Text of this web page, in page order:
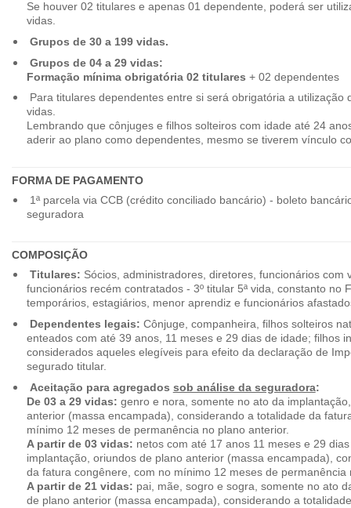
Se houver 02 titulares e apenas 01 dependente, poderá ser
vidas.
Grupos de 30 a 199 vidas.
Grupos de 04 a 29 vidas:
Formação mínima obrigatória 02 titulares + 02 dependentes
Para titulares dependentes entre si será obrigatória a utilização
vidas.
Lembrando que cônjuges e filhos solteiros com idade até 24
aderir ao plano como dependentes, mesmo se tiverem vínculo
FORMA DE PAGAMENTO
1ª parcela via CCB (crédito conciliado bancário) - boleto
seguradora
COMPOSIÇÃO
Titulares: Sócios, administradores, diretores, funcionários com
funcionários recém contratados - 3º titular 5ª vida, constanto no
temporários, estagiários, menor aprendiz e funcionários
Dependentes legais: Cônjuge, companheira, filhos solteiros
enteados com até 39 anos, 11 meses e 29 dias de idade; filhos
considerados aqueles elegíveis para efeito da declaração de
segurado titular.
Aceitação para agregados sob análise da seguradora:
De 03 a 29 vidas: genro e nora, somente no ato da
anterior (massa encampada), considerando a totalidade da
mínimo 12 meses de permanência no plano anterior.
A partir de 03 vidas: netos com até 17 anos 11 meses e 29
implantação, oriundos de plano anterior (massa encampada),
da fatura congênere, com no mínimo 12 meses de permanência
A partir de 21 vidas: pai, mãe, sogro e sogra, somente no ato
de plano anterior (massa encampada), considerando a